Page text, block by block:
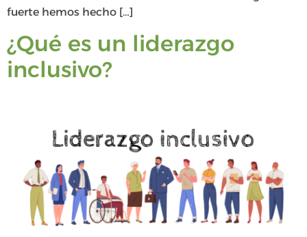
fuerte hemos hecho […]
¿Qué es un liderazgo
inclusivo?